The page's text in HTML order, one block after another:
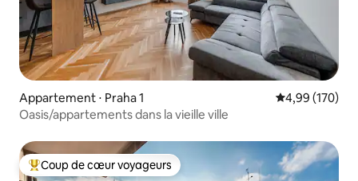
Appartement ⋅ Praha 1 Évaluation
4,99 (170)
Oasis/appartements dans la vieille ville
Coups de cœur voyageurs les plus appréciés
Coup de cœur voyageurs